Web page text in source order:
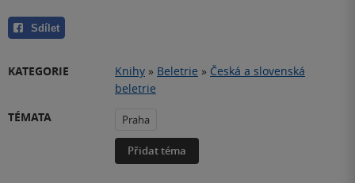
Sdílet
KATEGORIE Knihy » Beletrie » Česká a slovenská
beletrie
TÉMATA
Praha
Přidat téma